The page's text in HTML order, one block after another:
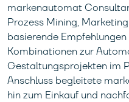
markenautomat
Prozess Mining,
basierende
Kombinationen zur
Gestaltungsprojekten im
Anschluss begleitete
hin zum Einkauf und